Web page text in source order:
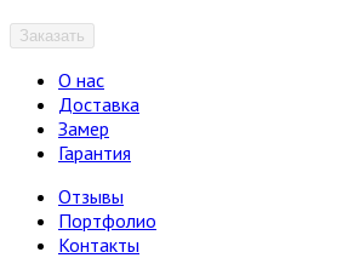
Заказать
О нас
Доставка
Замер
Гарантия
Отзывы
Портфолио
Контакты